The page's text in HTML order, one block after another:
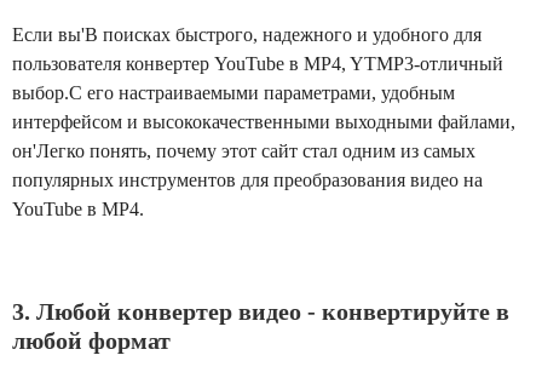
Если вы'В поисках быстрого, надежного и удобного для
пользователя конвертер YouTube в MP4, YTMP3-отличный
выбор.С его настраиваемыми параметрами, удобным
интерфейсом и высококачественными выходными файлами,
он'Легко понять, почему этот сайт стал одним из самых
популярных инструментов для преобразования видео на
YouTube в MP4.
3. Любой конвертер видео - конвертируйте в
любой формат